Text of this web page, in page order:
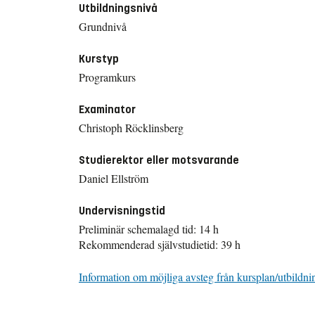
Utbildningsnivå
Grundnivå
Kurstyp
Programkurs
Examinator
Christoph Röcklinsberg
Studierektor eller motsvarande
Daniel Ellström
Undervisningstid
Preliminär schemalagd tid: 14 h
Rekommenderad självstudietid: 39 h
Information om möjliga avsteg från kursplan/